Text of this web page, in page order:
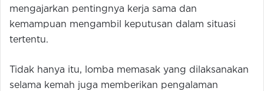
mengajarkan pentingnya kerja sama dan
kemampuan mengambil keputusan dalam situasi
tertentu.
Tidak hanya itu, lomba memasak yang dilaksanakan
selama kemah juga memberikan pengalaman